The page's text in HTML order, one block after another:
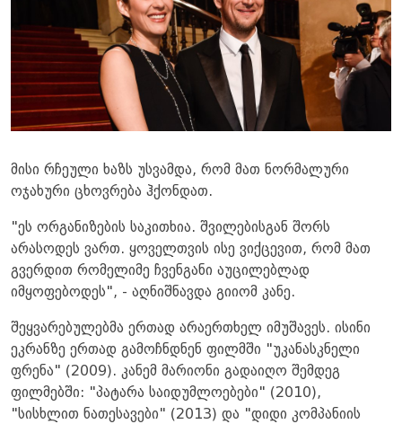
მისი რჩეული ხაზს უსვამდა, რომ მათ ნორმალური
ოჯახური ცხოვრება ჰქონდათ.
"ეს ორგანიზების საკითხია. შვილებისგან შორს
არასოდეს ვართ. ყოველთვის ისე ვიქცევით, რომ მათ
გვერდით რომელიმე ჩვენგანი აუცილებლად
იმყოფებოდეს", - აღნიშნავდა გიიომ კანე.
შეყვარებულებმა ერთად არაერთხელ იმუშავეს. ისინი
ეკრანზე ერთად გამოჩნდნენ ფილმში "უკანასკნელი
ფრენა" (2009). კანემ მარიონი გადაიღო შემდეგ
ფილმებში: "პატარა საიდუმლოებები" (2010),
"სისხლით ნათესავები" (2013) და "დიდი კომპანიის